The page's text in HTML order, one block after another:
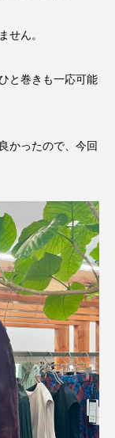
せん。
と巻きも一応可能
かったので、今回